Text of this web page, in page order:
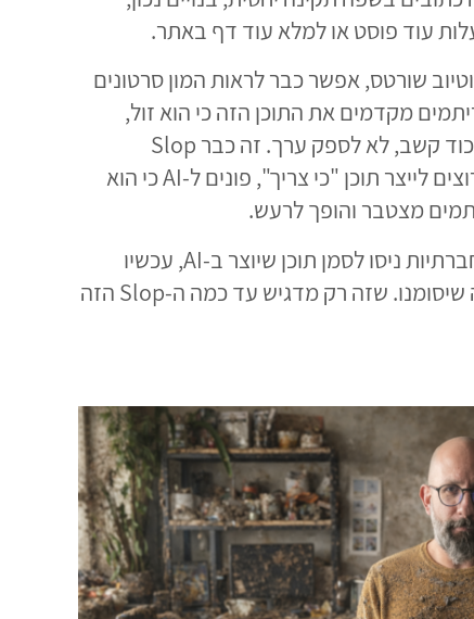
שורטס, אפשר כבר לראות המון סרטונים
מקדמים את התוכן הזה כי הוא זול,
מהיר וקל לשכפול, וכך נוצר חיבור הדוק בין AI Slop לבין מה שמכונה Brainrot: תוכן קצר וחזרתי שמטרתו ללכוד קשב, לא לספק ערך. זה כבר Slop
אגרסיבי יותר, כזה שנועד במפורש להציף בלי קשר לערך. הבעיה היא שיש גם Slop תמים, שנוצר כשאנשים רוצים לייצר תוכן "כי צריך", פונים ל-AI כי הוא
. אם בתקופה האחרונה רשתות חברתיות ניסו לסמן תוכן שיוצר ב-AI, עכשיו
מוסרי אומר שנשקלת גישה הפוכה: לנסות לאתר את התכנים האותנטיים, המקוריים, שלא נוצרו ב-AI, והם אלה שיסומנו. שזה רק מדגיש עד כמה ה-Slop הזה